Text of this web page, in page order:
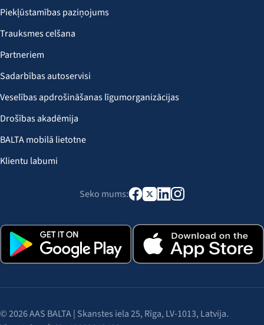
Piekļūstamības paziņojums
Trauksmes celšana
Partneriem
Sadarbības autoservisi
Veselības apdrošināšanas līgumorganizācijas
Drošības akadēmija
BALTA mobilā lietotne
Klientu labumi
Seko mums:
© 2026 AAS BALTA | Skanstes iela 25, Rīga, LV-1013, Latvija.